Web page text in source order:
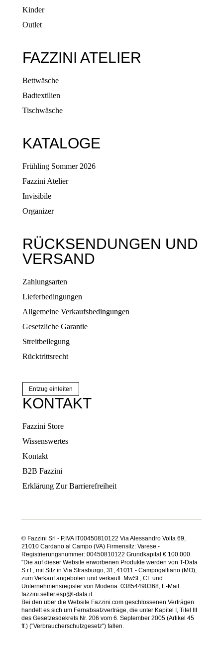
Kinder
Outlet
FAZZINI ATELIER
Bettwäsche
Badtextilien
Tischwäsche
KATALOGE
Frühling Sommer 2026
Fazzini Atelier
Invisibile
Organizer
RÜCKSENDUNGEN UND
VERSAND
Zahlungsarten
Lieferbedingungen
Allgemeine Verkaufsbedingungen
Gesetzliche Garantie
Streitbeilegung
Rücktrittsrecht
Entzug einleiten
KONTAKT
Fazzini Store
Wissenswertes
Kontakt
B2B Fazzini
Erklärung Zur Barrierefreiheit
© Fazzini Srl - P.IVA IT00450810122 Via Alessandro Volta 69,
21010 Cardano al Campo (VA) Firmensitz: Varese -
Registrierungsnummer: 00450810122 Grundkapital € 100.000.
"Die auf dieser Website erworbenen Produkte werden von T-Data
S.r.l., mit Sitz in Via Strasburgo, 31, 41011 - Campogalliano (MO),
zum Verkauf angeboten und verkauft. MwSt., CF und
Unternehmensregister von Modena: 03854490368, E-Mail
fazzini.seller.esp@t-data.it.
Bei den über die Website Fazzini.com geschlossenen Verträgen
handelt es sich um Fernabsatzverträge, die unter Kapitel I, Titel III
des Gesetzesdekrets Nr. 206 vom 6. September 2005 (Artikel 45
ff.) ("Verbraucherschutzgesetz") fallen.